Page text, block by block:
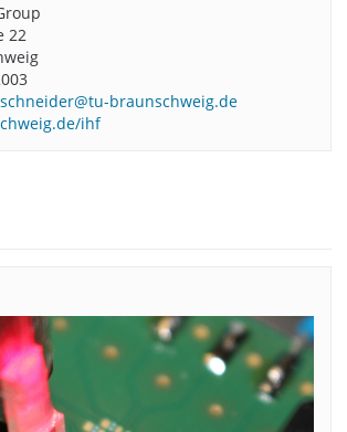
22
braunschweig.de
ihf